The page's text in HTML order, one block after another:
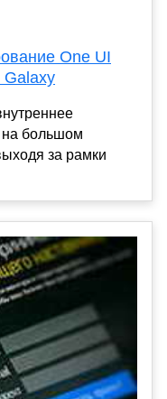
One UI
Galaxy
на большом
за рамки